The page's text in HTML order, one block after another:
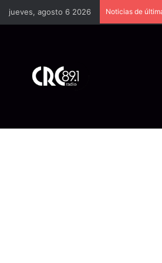
jueves, agosto 6 2026 Noticias de